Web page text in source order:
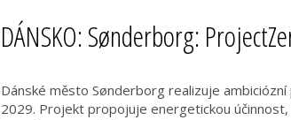
DÁNSKO: Sønderborg:
Dánské město Sønderborg realizuje
2029. Projekt propojuje energetickou